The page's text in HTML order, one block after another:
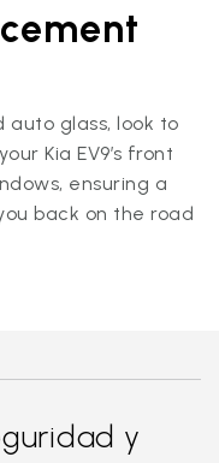
auto glass, look to
Kia EV9’s front
ensuring a
back on the road
y